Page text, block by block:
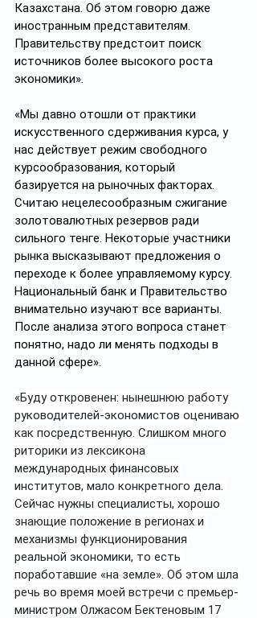
Казахстана. Об этом говорю даже
иностранным представителям.
Правительству предстоит поиск
источников более высокого роста
экономики».
«Мы давно отошли от практики
искусственного сдерживания курса, у
нас действует режим свободного
курсообразования, который
базируется на рыночных факторах.
Считаю нецелесообразным сжигание
золотовалютных резервов ради
сильного тенге. Некоторые участники
рынка высказывают предложения о
переходе к более управляемому курсу.
Национальный банк и Правительство
внимательно изучают все варианты.
После анализа этого вопроса станет
понятно, надо ли менять подходы в
данной сфере».
«Буду откровенен: нынешнюю работу
руководителей-экономистов оцениваю
как посредственную. Слишком много
риторики из лексикона
международных финансовых
институтов, мало конкретного дела.
Сейчас нужны специалисты, хорошо
знающие положение в регионах и
механизмы функционирования
реальной экономики, то есть
поработавшие «на земле». Об этом шла
речь во время моей встречи с премьер-
министром Олжасом Бектеновым 17